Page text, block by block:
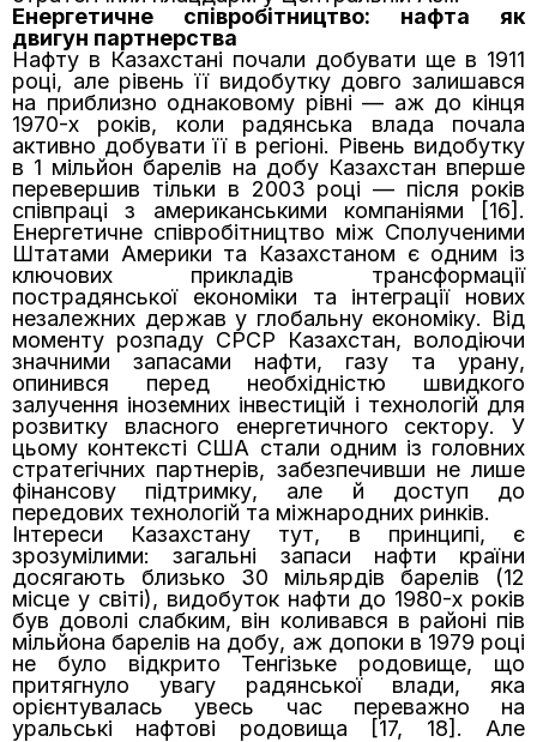
Енергетичне співробітництво: нафта як
двигун партнерства
Нафту в Казахстані почали добувати ще в 1911
році, але рівень її видобутку довго залишався
на приблизно однаковому рівні — аж до кінця
1970-х років, коли радянська влада почала
активно добувати її в регіоні. Рівень видобутку
в 1 мільйон барелів на добу Казахстан вперше
перевершив тільки в 2003 році — після років
співпраці з американськими компаніями [16].
Енергетичне співробітництво між Сполученими
Штатами Америки та Казахстаном є одним із
ключових прикладів трансформації
пострадянської економіки та інтеграції нових
незалежних держав у глобальну економіку. Від
моменту розпаду СРСР Казахстан, володіючи
значними запасами нафти, газу та урану,
опинився перед необхідністю швидкого
залучення іноземних інвестицій і технологій для
розвитку власного енергетичного сектору. У
цьому контексті США стали одним із головних
стратегічних партнерів, забезпечивши не лише
фінансову підтримку, але й доступ до
передових технологій та міжнародних ринків.
Інтереси Казахстану тут, в принципі, є
зрозумілими: загальні запаси нафти країни
досягають близько 30 мільярдів барелів (12
місце у світі), видобуток нафти до 1980-х років
був доволі слабким, він коливався в районі пів
мільйона барелів на добу, аж допоки в 1979 році
не було відкрито Тенгізьке родовище, що
притягнуло увагу радянської влади, яка
орієнтувалась увесь час переважно на
уральські нафтові родовища [17, 18]. Але